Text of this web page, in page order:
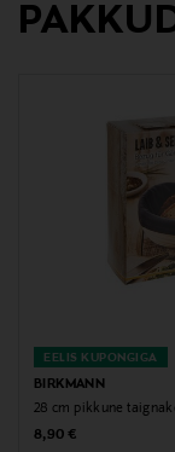
tainas,
EELIS KUPONGIGA
BIRKMANN
28 cm pikkune
Original Price
8,90 €